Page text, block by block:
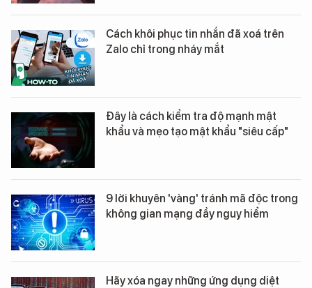
Cách khôi phục tin nhắn đã xoá trên
Zalo chỉ trong nháy mắt
Đây là cách kiểm tra độ mạnh mật
khẩu và mẹo tạo mật khẩu "siêu cấp"
9 lời khuyên 'vàng' tránh mã độc trong
không gian mạng đầy nguy hiểm
Hãy xóa ngay những ứng dụng diệt